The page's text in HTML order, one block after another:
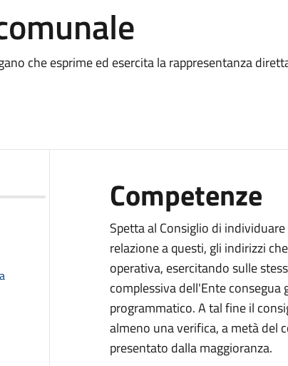
che esprime ed esercita la rappresentanza
Competenze
Spetta al Consiglio di
relazione a questi, gli indirizzi
operativa, esercitando sulle
complessiva dell'Ente
programmatico. A tal fine il
almeno una verifica, a metà del
presentato dalla maggioranza.